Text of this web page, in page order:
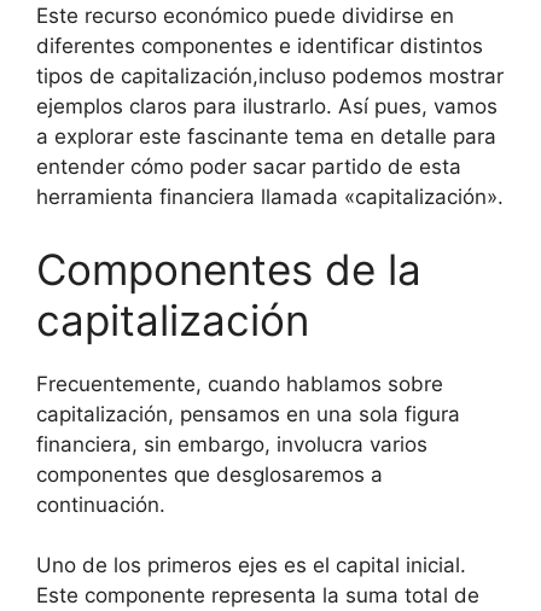
Este recurso económico puede dividirse en
diferentes componentes e identificar distintos
tipos de capitalización,incluso podemos mostrar
ejemplos claros para ilustrarlo. Así pues, vamos
a explorar este fascinante tema en detalle para
entender cómo poder sacar partido de esta
herramienta financiera llamada «capitalización».
Componentes de la
capitalización
Frecuentemente, cuando hablamos sobre
capitalización, pensamos en una sola figura
financiera, sin embargo, involucra varios
componentes que desglosaremos a
continuación.
Uno de los primeros ejes es el capital inicial.
Este componente representa la suma total de